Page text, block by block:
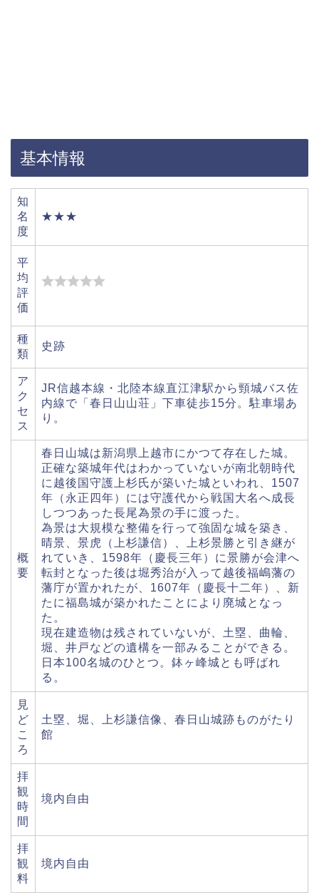
基本情報
知
名
度
★★★
平
均
評
価
種
類
史跡
ア
ク
セ
ス
JR信越本線・北陸本線直江津駅から頸城バス佐
内線で「春日山山荘」下車徒歩15分。駐車場あ
り。
概
要
春日山城は新潟県上越市にかつて存在した城。
正確な築城年代はわかっていないが南北朝時代
に越後国守護上杉氏が築いた城といわれ、1507
年（永正四年）には守護代から戦国大名へ成長
しつつあった長尾為景の手に渡った。
為景は大規模な整備を行って強固な城を築き、
晴景、景虎（上杉謙信）、上杉景勝と引き継が
れていき、1598年（慶長三年）に景勝が会津へ
転封となった後は堀秀治が入って越後福嶋藩の
藩庁が置かれたが、1607年（慶長十二年）、新
たに福島城が築かれたことにより廃城となっ
た。
現在建造物は残されていないが、土塁、曲輪、
堀、井戸などの遺構を一部みることができる。
日本100名城のひとつ。鉢ヶ峰城とも呼ばれ
る。
見
ど
こ
ろ
土塁、堀、上杉謙信像、春日山城跡ものがたり
館
拝
観
時
間
境内自由
拝
観
料
境内自由